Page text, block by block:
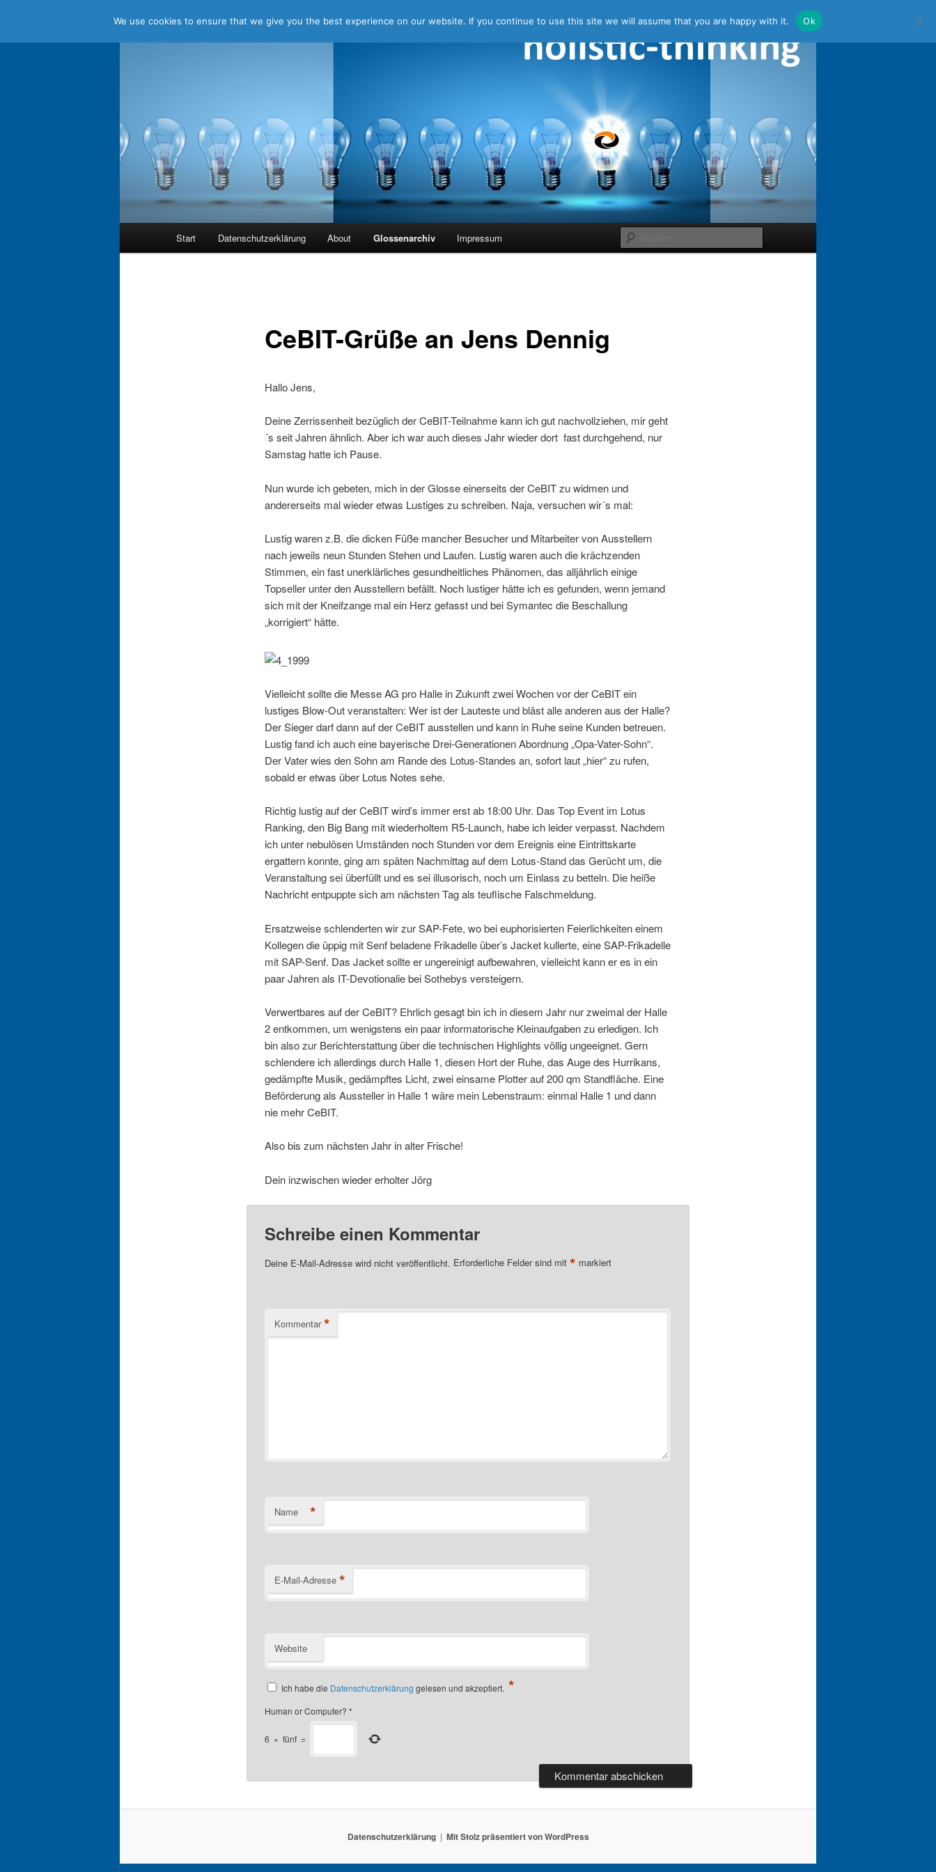
Inhalt
Jenseits aller Standards
Start Datenschutzerklärung About Glossenarchiv Impressum
CeBIT-Grüße an Jens Dennig
Hallo Jens,
Deine Zerrissenheit bezüglich der CeBIT-Teilnahme kann ich gut nachvollziehen, mir geht
´s seit Jahren ähnlich. Aber ich war auch dieses Jahr wieder dort ­ fast durchgehend, nur
Samstag hatte ich Pause.
Nun wurde ich gebeten, mich in der Glosse einerseits der CeBIT zu widmen und
andererseits mal wieder etwas Lustiges zu schreiben. Naja, versuchen wir´s mal:
Lustig waren z.B. die dicken Füße mancher Besucher und Mitarbeiter von Ausstellern
nach jeweils neun Stunden Stehen und Laufen. Lustig waren auch die krächzenden
Stimmen, ein fast unerklärliches gesundheitliches Phänomen, das alljährlich einige
Topseller unter den Ausstellern befällt. Noch lustiger hätte ich es gefunden, wenn jemand
sich mit der Kneifzange mal ein Herz gefasst und bei Symantec die Beschallung
„korrigiert“ hätte.
Vielleicht sollte die Messe AG pro Halle in Zukunft zwei Wochen vor der CeBIT ein
lustiges Blow-Out veranstalten: Wer ist der Lauteste und bläst alle anderen aus der Halle?
Der Sieger darf dann auf der CeBIT ausstellen und kann in Ruhe seine Kunden betreuen.
Lustig fand ich auch eine bayerische Drei-Generationen Abordnung „Opa-Vater-Sohn“.
Der Vater wies den Sohn am Rande des Lotus-Standes an, sofort laut „hier“ zu rufen,
sobald er etwas über Lotus Notes sehe.
Richtig lustig auf der CeBIT wird’s immer erst ab 18:00 Uhr. Das Top Event im Lotus
Ranking, den Big Bang mit wiederholtem R5-Launch, habe ich leider verpasst. Nachdem
ich unter nebulösen Umständen noch Stunden vor dem Ereignis eine Eintrittskarte
ergattern konnte, ging am späten Nachmittag auf dem Lotus-Stand das Gerücht um, die
Veranstaltung sei überfüllt und es sei illusorisch, noch um Einlass zu betteln. Die heiße
Nachricht entpuppte sich am nächsten Tag als teuflische Falschmeldung.
Ersatzweise schlenderten wir zur SAP-Fete, wo bei euphorisierten Feierlichkeiten einem
Kollegen die üppig mit Senf beladene Frikadelle über’s Jacket kullerte, eine SAP-Frikadelle
mit SAP-Senf. Das Jacket sollte er ungereinigt aufbewahren, vielleicht kann er es in ein
paar Jahren als IT-Devotionalie bei Sothebys versteigern.
Verwertbares auf der CeBIT? Ehrlich gesagt bin ich in diesem Jahr nur zweimal der Halle
2 entkommen, um wenigstens ein paar informatorische Kleinaufgaben zu erledigen. Ich
bin also zur Berichterstattung über die technischen Highlights völlig ungeeignet. Gern
schlendere ich allerdings durch Halle 1, diesen Hort der Ruhe, das Auge des Hurrikans,
gedämpfte Musik, gedämpftes Licht, zwei einsame Plotter auf 200 qm Standfläche. Eine
Beförderung als Aussteller in Halle 1 wäre mein Lebenstraum: einmal Halle 1 und dann
nie mehr CeBIT.
Also bis zum nächsten Jahr in alter Frische!
Dein inzwischen wieder erholter Jörg
Schreibe einen Kommentar
Deine E-Mail-Adresse wird nicht veröffentlicht. Erforderliche Felder sind mit * markiert
Kommentar *
Name *
E-Mail-Adresse *
Website
Ich habe die Datenschutzerklärung gelesen und akzeptiert.*
Human or Computer? *
6 × fünf =
Datenschutzerklärung Mit Stolz präsentiert von WordPress
We use cookies to ensure that we give you the best experience on our website. If you continue to use this site we will assume that you are happy with it. Ok